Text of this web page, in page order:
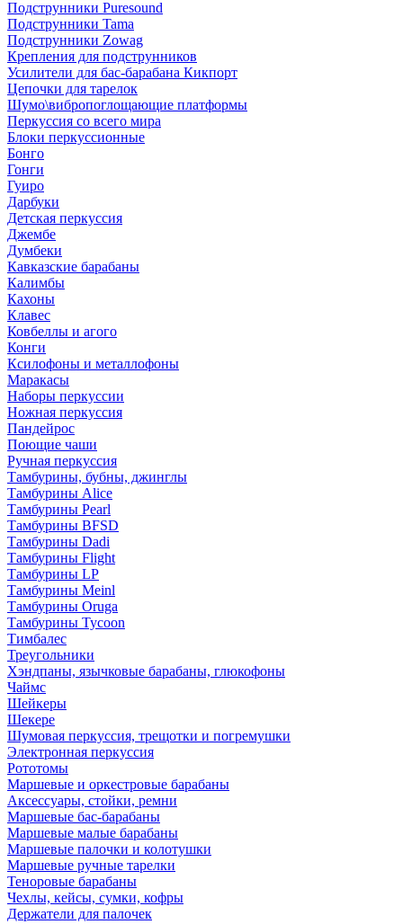
Подструнники Puresound
Подструнники Tama
Подструнники Zowag
Крепления для подструнников
Усилители для бас-барабана Кикпорт
Цепочки для тарелок
Шумо\вибропоглощающие платформы
Перкуссия со всего мира
Блоки перкуссионные
Бонго
Гонги
Гуиро
Дарбуки
Детская перкуссия
Джембе
Думбеки
Кавказские барабаны
Калимбы
Кахоны
Клавес
Ковбеллы и агого
Конги
Ксилофоны и металлофоны
Маракасы
Наборы перкуссии
Ножная перкуссия
Пандейрос
Поющие чаши
Ручная перкуссия
Тамбурины, бубны, джинглы
Тамбурины Alice
Тамбурины Pearl
Тамбурины BFSD
Тамбурины Dadi
Тамбурины Flight
Тамбурины LP
Тамбурины Meinl
Тамбурины Oruga
Тамбурины Tycoon
Тимбалес
Треугольники
Хэндпаны, язычковые барабаны, глюкофоны
Чаймс
Шейкеры
Шекере
Шумовая перкуссия, трещотки и погремушки
Электронная перкуссия
Рототомы
Маршевые и оркестровые барабаны
Аксессуары, стойки, ремни
Маршевые бас-барабаны
Маршевые малые барабаны
Маршевые палочки и колотушки
Маршевые ручные тарелки
Теноровые барабаны
Чехлы, кейсы, сумки, кофры
Держатели для палочек